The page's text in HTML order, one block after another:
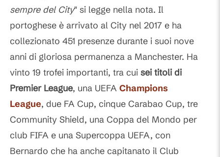
sempre del City" si legge nella nota. Il
portoghese è arrivato al City nel 2017 e ha
collezionato 451 presenze durante i suoi nove
anni di gloriosa permanenza a Manchester. Ha
vinto 19 trofei importanti, tra cui sei titoli di
Premier League, una UEFA Champions
League, due FA Cup, cinque Carabao Cup, tre
Community Shield, una Coppa del Mondo per
club FIFA e una Supercoppa UEFA, con
Bernardo che ha anche capitanato il Club